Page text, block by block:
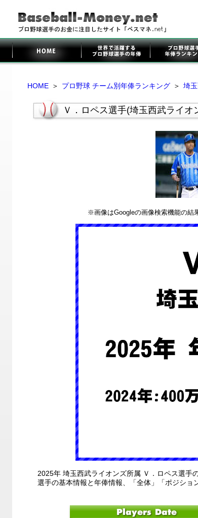
HOME ＞ プロ野球 チーム別年俸ランキング ＞ 埼
Ｖ．ロペス選手(埼玉西武ライオ
※画像はGoogleの画像検索機能の結
2025年 埼玉西武ライオンズ所属 Ｖ．ロペス選手
選手の基本情報と年俸情報、「全体」「ポジショ